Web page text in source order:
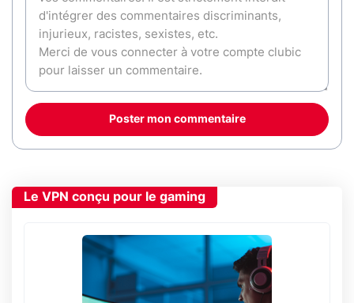
Poster mon commentaire
Le VPN conçu pour le gaming